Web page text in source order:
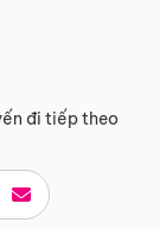
đi tiếp theo